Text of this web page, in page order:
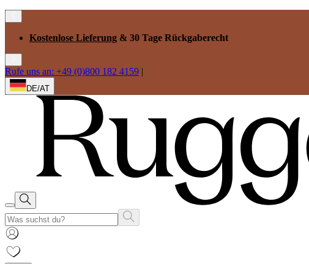
Kostenlose Lieferung & 30 Tage Rückgaberecht
Rufe uns an: +49 (0)800 182 4159 |
DE/AT